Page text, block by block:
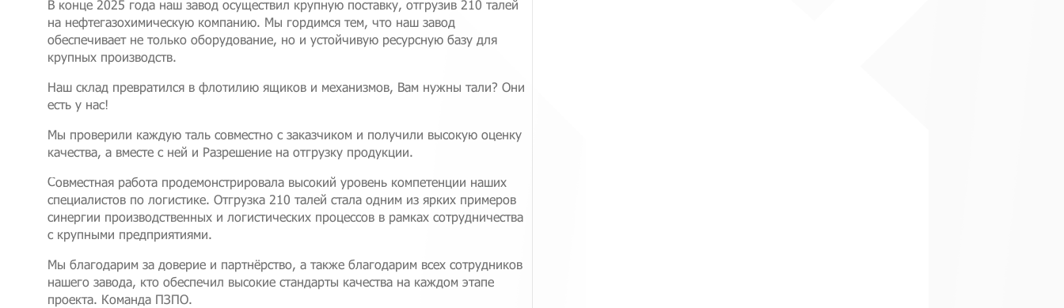
В конце 2025 года наш завод осуществил крупную поставку, отгрузив 210 талей
на нефтегазохимическую компанию. Мы гордимся тем, что наш завод
обеспечивает не только оборудование, но и устойчивую ресурсную базу для
крупных производств.
Наш склад превратился в флотилию ящиков и механизмов, Вам нужны тали? Они
есть у нас!
Мы проверили каждую таль совместно с заказчиком и получили высокую оценку
качества, а вместе с ней и Разрешение на отгрузку продукции.
Совместная работа продемонстрировала высокий уровень компетенции наших
специалистов по логистике. Отгрузка 210 талей стала одним из ярких примеров
синергии производственных и логистических процессов в рамках сотрудничества
с крупными предприятиями.
Мы благодарим за доверие и партнёрство, а также благодарим всех сотрудников
нашего завода, кто обеспечил высокие стандарты качества на каждом этапе
проекта. Команда ПЗПО.